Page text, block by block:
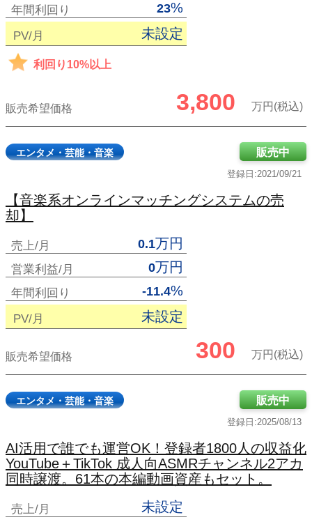
年間利回り 23%
PV/月 未設定
利回り10%以上
販売希望価格 3,800 万円(税込)
エンタメ・芸能・音楽
登録日:2021/09/21
販売中
【音楽系オンラインマッチングシステムの売
却】
売上/月 0.1万円
営業利益/月 0万円
年間利回り -11.4%
PV/月 未設定
販売希望価格 300 万円(税込)
エンタメ・芸能・音楽
登録日:2025/08/13
販売中
AI活用で誰でも運営OK！登録者1800人の収益化
YouTube＋TikTok 成人向ASMRチャンネル2アカ
同時譲渡。61本の本編動画資産もセット。
売上/月 未設定